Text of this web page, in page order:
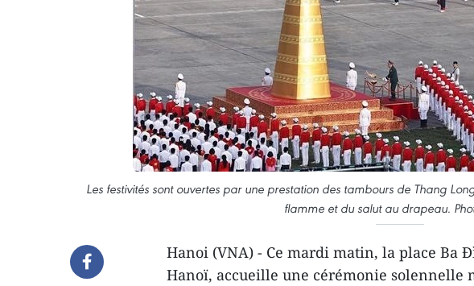
Les festivités sont ouvertes par une prestation des tambours de Thang
flamme et du salut au drapeau.
Hanoi (VNA) - Ce mardi matin, la place Ba
Hanoï, accueille une cérémonie solennelle